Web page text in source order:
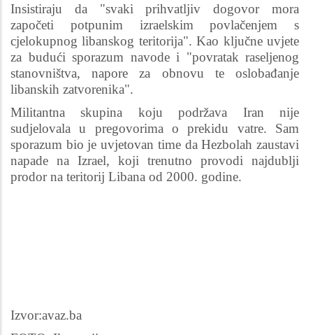
Insistiraju da "svaki prihvatljiv dogovor mora
započeti potpunim izraelskim povlačenjem s
cjelokupnog libanskog teritorija". Kao ključne uvjete
za budući sporazum navode i "povratak raseljenog
stanovništva, napore za obnovu te oslobađanje
libanskih zatvorenika".
Militantna skupina koju podržava Iran nije
sudjelovala u pregovorima o prekidu vatre. Sam
sporazum bio je uvjetovan time da Hezbolah zaustavi
napade na Izrael, koji trenutno provodi najdublji
prodor na teritorij Libana od 2000. godine.
Izvor:avaz.ba